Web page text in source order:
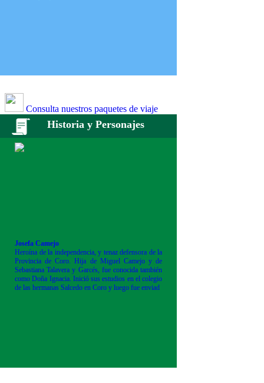
Consulta nuestros paquetes de viaje
Historia y Personajes
Josefa Camejo
Heroína de la independencia, y tenaz defensora de la
Provincia de Coro. Hija de Miguel Camejo y de
Sebastiana Talavera y Garcés, fue conocida también
como Doña Ignacia. Inició sus estudios en el colegio
de las hermanas Salcedo en Coro y luego fue enviad